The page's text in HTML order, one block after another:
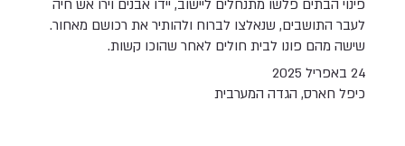
פינוי הבתים פלשו מתנחלים ליישוב, יידו אבנים וירו אש חיה
לעבר התושבים, שנאלצו לברוח ולהותיר את רכושם מאחור.
שישה מהם פונו לבית חולים לאחר שהוכו קשות.
24 באפריל 2025
כיפל חארס, הגדה המערבית